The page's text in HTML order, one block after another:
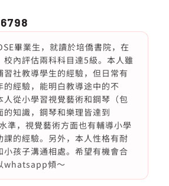
畢業生，就讀於培僑書院，在
校內評估兩科科目達5級。本人雖
習社教導學生的經驗，但日常有
的經驗，能明白教導途中的不
人從小學習視覺藝術和鋼琴（包
的知識，鋼琴和樂理皆達到
準，視覺藝術方面也有輔導小學
課的經驗。另外，本人性格有耐
小孩子溝通相處。希望有機會合
whatsapp傾～